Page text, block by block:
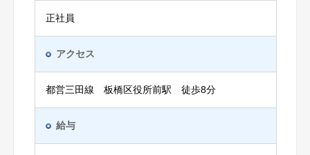
正社員
アクセス
都営三田線 板橋区役所前駅 徒歩8分
給与